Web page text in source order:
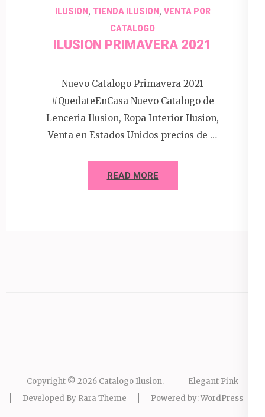
ILUSION, TIENDA ILUSION, VENTA POR
CATALOGO
ILUSION PRIMAVERA 2021
Nuevo Catalogo Primavera 2021
#QuedateEnCasa Nuevo Catalogo de
Lenceria Ilusion, Ropa Interior Ilusion,
Venta en Estados Unidos precios de …
READ MORE
Copyright © 2026 Catalogo Ilusion.
Elegant Pink
Developed By Rara Theme Powered by:WordPress